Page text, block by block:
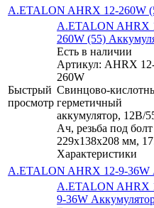
A.ETALON AHRX 12-260W
Быстрый
просмотр
A.ETALON AHRX
260W (55)
Есть в наличии
Артикул: AHRX
260W
Свинцово-
герметичный
аккумулятор, 12В/
Ач, резьба под
229х138х208 мм,
Характеристики
A.ETALON AHRX 12-9-36W
A.ETALON AHRX
9-36W